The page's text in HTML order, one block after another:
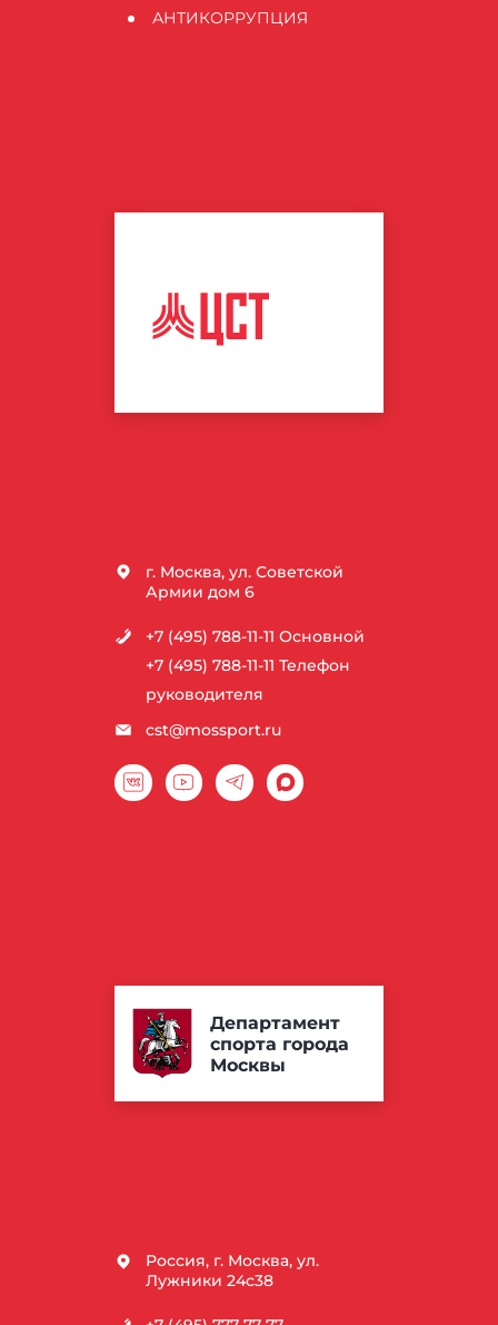
АНТИКОРРУПЦИЯ
ЦЕНТР
г. Москва, ул. Советской
Армии дом 6
+7 (495) 788-11-11 Основной
+7 (495) 788-11-11 Телефон
руководителя
cst@mossport.ru
Департамент
спорта города
Москвы
Россия, г. Москва, ул.
Лужники 24с38